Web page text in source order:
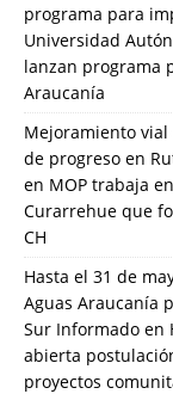
programa para
Universidad
lanzan programa
Araucanía
Mejoramiento vial
de progreso en
en MOP trabaja
Curarrehue que
CH
Hasta el 31 de
Aguas Araucanía
Sur Informado en
abierta
proyectos